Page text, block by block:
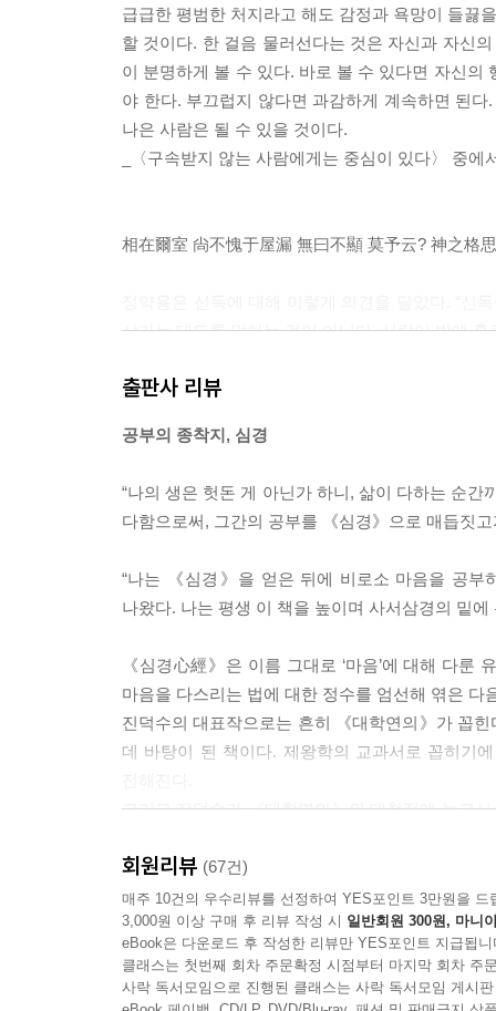
급급한 평범한 처지라고 해도 감정과 욕망이 들끓
할 것이다. 한 걸음 물러선다는 것은 자신과 자신
이 분명하게 볼 수 있다. 바로 볼 수 있다면 자신의
야 한다. 부끄럽지 않다면 과감하게 계속하면 된
나은 사람은 될 수 있을 것이다.
_〈구속받지 않는 사람에게는 중심이 있다〉 중에
相在爾室 尙不愧于屋漏 無曰不顯 莫予云? 神之格
삼가는 태도를 말하는 것이 아니다. 사람이 방에
께하는 곳에 있다. _〈당당함은 스스로에 대한 엄
자절사 무의 무필 무고 무아
‘아집이 없다(무아毋我)’는 위와 같은 모든 일들
에 크게는 나라, 작게는 작은 조직에서도 덕이 되
것이다. 오직 자신의 욕심을 채우는 데에만 삶의
_〈버려야 할 것을 못 버리게 되면 스스로를 버리
君子 反情以和其志 比類以成其行군자 반정이화기
리기 위해 가장 먼저 해야 할 행동은 바로 나쁜 것
채워나가면 충분하다. _〈지키고 싶다면 벽을 세
孟子曰 大人者 不失其赤子之心者也
출판사 리뷰
공부의 종착지, 심경
“나의 생은 헛돈 게 아닌가 하니, 삶이 다하는 순
다함으로써, 그간의 공부를 《심경》으로 매듭짓
“나는 《심경》을 얻은 뒤에 비로소 마음을 공
나왔다. 나는 평생 이 책을 높이며 사서삼경의 밑에
《심경心經》은 이름 그대로 ‘마음’에 대해 다
마음을 다스리는 법에 대한 정수를 엄선해 엮은 다
진덕수의 대표작으로는 흔히 《대학연의》가 꼽
데 바탕이 된 책이다. 제왕학의 교과서로 꼽히기
그리고 진덕수가 《대학연의》의 대척점에 놓고
지배한 시대였다. 그런 조선의 책을 단 한 권으
있다. 그렇다면 왜 퇴계와 다산을 비롯한 선비들은
그들은 왜 마음에 도달했는가?
누구나 자신의 삶을 정면으로 직시해야 하는 순
회원리뷰 (67건)
매주 10건의 우수리뷰를 선정하여 YES포인트 3만원을 드
3,000원 이상 구매 후 리뷰 작성 시 일반회원 300원, 마니
eBook은 다운로드 후 작성한 리뷰만 YES포인트 지급됩니
클래스는 첫번째 회차 주문확정 시점부터 마지막 회차 주
사락 독서모임으로 진행된 클래스는 사락 독서모임 게시